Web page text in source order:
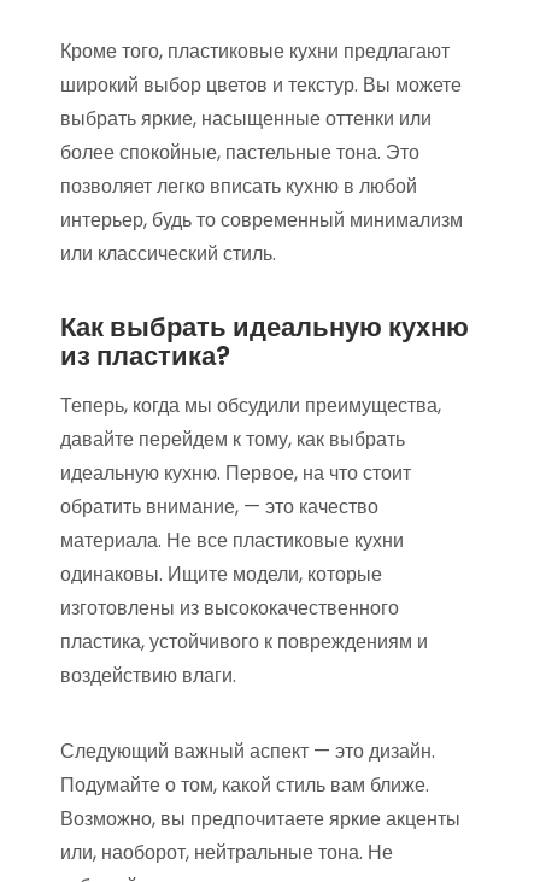
Кроме того, пластиковые кухни предлагают
широкий выбор цветов и текстур. Вы можете
выбрать яркие, насыщенные оттенки или
более спокойные, пастельные тона. Это
позволяет легко вписать кухню в любой
интерьер, будь то современный минимализм
или классический стиль.
Как выбрать идеальную кухню
из пластика?
Теперь, когда мы обсудили преимущества,
давайте перейдем к тому, как выбрать
идеальную кухню. Первое, на что стоит
обратить внимание, — это качество
материала. Не все пластиковые кухни
одинаковы. Ищите модели, которые
изготовлены из высококачественного
пластика, устойчивого к повреждениям и
воздействию влаги.
Следующий важный аспект — это дизайн.
Подумайте о том, какой стиль вам ближе.
Возможно, вы предпочитаете яркие акценты
или, наоборот, нейтральные тона. Не